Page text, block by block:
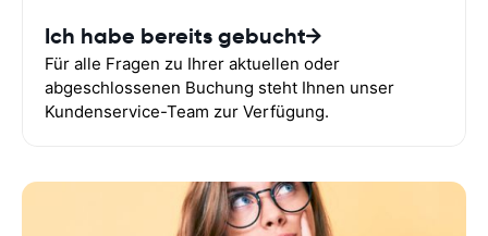
Ich habe bereits gebucht
Für alle Fragen zu Ihrer aktuellen oder
abgeschlossenen Buchung steht Ihnen unser
Kundenservice-Team zur Verfügung.